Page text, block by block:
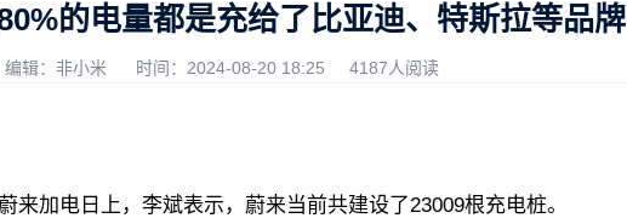
的电量都是充给了比亚迪、特斯拉等品牌
编辑：非小米 时间：2024-08-20 18:25 4187人阅读
来加电日上，李斌表示，蔚来当前共建设了23009根充电桩。